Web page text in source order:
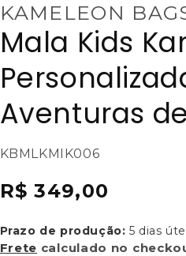
KAMELEON
Mala Kids
Aventuras
SKU:
sku
KBMLKMIK006
Preço
R$ 349,00
Prazo de produção: 5 dias
Frete calculado no